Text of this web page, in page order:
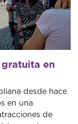
gratuita en
desde hace
en una
de